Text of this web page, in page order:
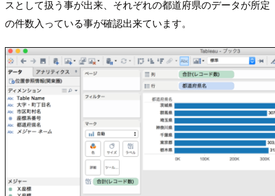
スとして扱う事が出来、それぞれの都道府県のデータが所定
の件数入っている事が確認出来ています。